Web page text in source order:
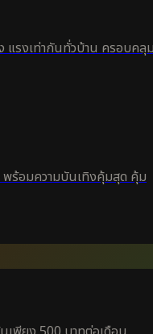
แรงเท่ากันทั่วบ้าน ครอบคลุ
ร้อมความบันเทิงคุ้มสุด คุ้ม